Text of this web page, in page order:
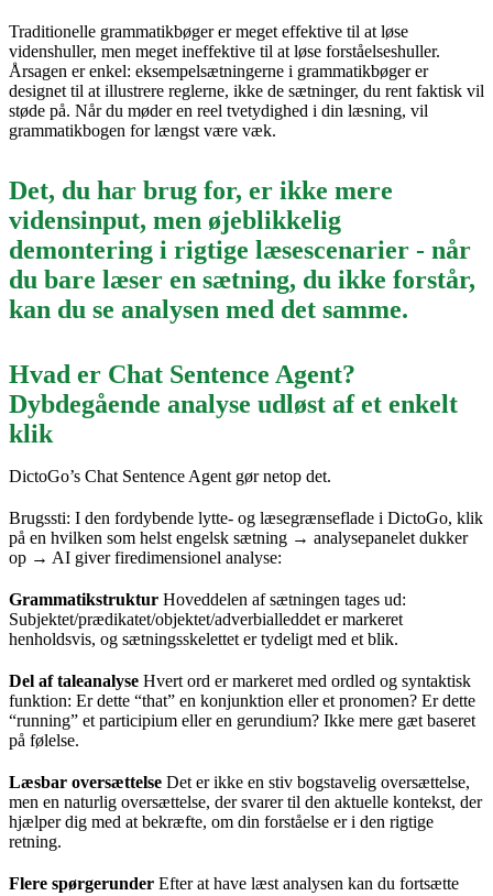
Traditionelle grammatikbøger er meget effektive til at løse
videnshuller, men meget ineffektive til at løse forståelseshuller.
Årsagen er enkel: eksempelsætningerne i grammatikbøger er
designet til at illustrere reglerne, ikke de sætninger, du rent faktisk vil
støde på. Når du møder en reel tvetydighed i din læsning, vil
grammatikbogen for længst være væk.
Det, du har brug for, er ikke mere
vidensinput, men øjeblikkelig
demontering i rigtige læsescenarier - når
du bare læser en sætning, du ikke forstår,
kan du se analysen med det samme.
Hvad er Chat Sentence Agent?
Dybdegående analyse udløst af et enkelt
klik
DictoGo’s Chat Sentence Agent gør netop det.
Brugssti: I den fordybende lytte- og læsegrænseflade i DictoGo, klik
på en hvilken som helst engelsk sætning → analysepanelet dukker
op → AI giver firedimensionel analyse:
Grammatikstruktur Hoveddelen af sætningen tages ud:
Subjektet/prædikatet/objektet/adverbialleddet er markeret
henholdsvis, og sætningsskelettet er tydeligt med et blik.
Del af taleanalyse Hvert ord er markeret med ordled og syntaktisk
funktion: Er dette “that” en konjunktion eller et pronomen? Er dette
“running” et participium eller en gerundium? Ikke mere gæt baseret
på følelse.
Læsbar oversættelse Det er ikke en stiv bogstavelig oversættelse,
men en naturlig oversættelse, der svarer til den aktuelle kontekst, der
hjælper dig med at bekræfte, om din forståelse er i den rigtige
retning.
Flere spørgerunder Efter at have læst analysen kan du fortsætte